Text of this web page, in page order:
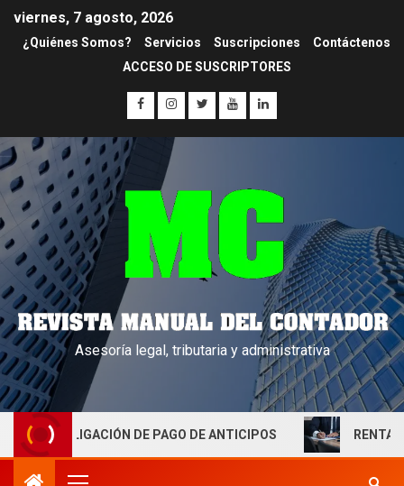
viernes, 7 agosto, 2026
¿Quiénes Somos? Servicios Suscripciones
Contáctenos
ACCESO DE SUSCRIPTORES
Asesoría legal, tributaria y administrativa
DE PAGO DE ANTICIPOS RENTAS